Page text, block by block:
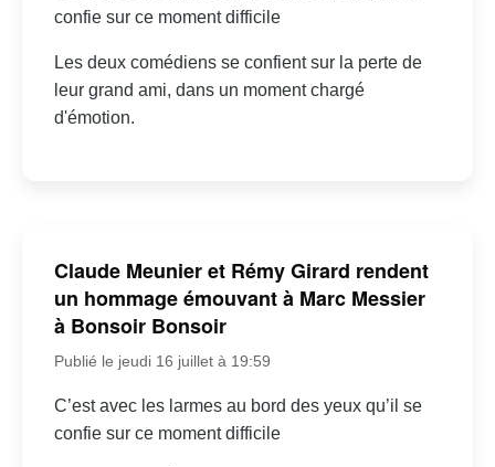
confie sur ce moment difficile
Les deux comédiens se confient sur la perte de
leur grand ami, dans un moment chargé
d'émotion.
Claude Meunier et Rémy Girard rendent
un hommage émouvant à Marc Messier
à Bonsoir Bonsoir
Publié le jeudi 16 juillet à 19:59
C’est avec les larmes au bord des yeux qu’il se
confie sur ce moment difficile